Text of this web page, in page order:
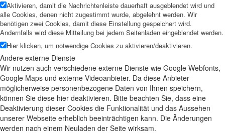
Aktivieren, damit die Nachrichtenleiste dauerhaft ausgeblendet wird und
alle Cookies, denen nicht zugestimmt wurde, abgelehnt werden. Wir
benötigen zwei Cookies, damit diese Einstellung gespeichert wird.
Andernfalls wird diese Mitteilung bei jedem Seitenladen eingeblendet werden.
Hier klicken, um notwendige Cookies zu aktivieren/deaktivieren.
Andere externe Dienste
Wir nutzen auch verschiedene externe Dienste wie Google Webfonts,
Google Maps und externe Videoanbieter. Da diese Anbieter
möglicherweise personenbezogene Daten von Ihnen speichern,
können Sie diese hier deaktivieren. Bitte beachten Sie, dass eine
Deaktivierung dieser Cookies die Funktionalität und das Aussehen
unserer Webseite erheblich beeinträchtigen kann. Die Änderungen
werden nach einem Neuladen der Seite wirksam.